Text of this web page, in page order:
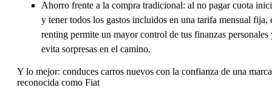
Ahorro frente a la compra tradicional: al no pagar cuota
y tener todos los gastos incluidos en una tarifa mensual fija,
renting permite un mayor control de tus finanzas personales
evita sorpresas en el camino.
Y lo mejor: conduces carros nuevos con la confianza de una marca
reconocida como Fiat